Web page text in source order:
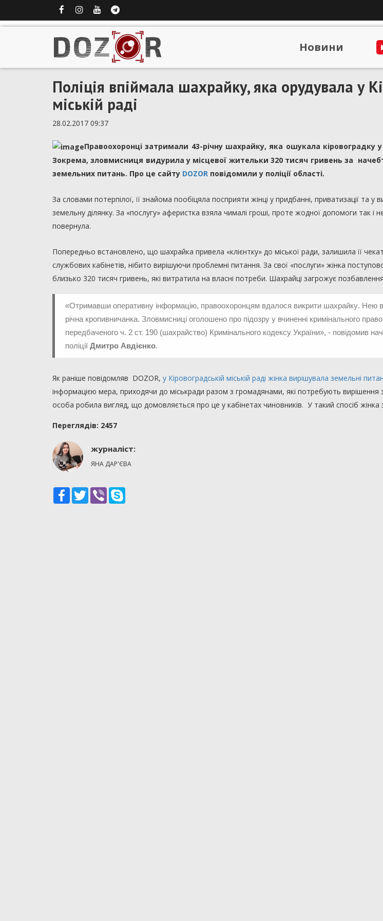
Новини
Поліція впіймала шахрайку, яка орудувала у
міській раді
28.02.2017 09:37
Правоохоронці затримали 43-річну шахрайку, яка ошукала кіровоградку
Зокрема, зловмисниця видурила у місцевої жительки 320 тисяч гривень за
земельних питань. Про це сайту DOZOR повідомили у поліції області.
За словами потерпілої, її знайома пообіцяла посприяти жінці у придбанні, приватизації та у
земельну ділянку. За «послугу» аферистка взяла чималі гроші, проте жодної допомоги так і
повернула.
Попередньо встановлено, що шахрайка привела «клієнтку» до міської ради, залишила її
службових кабінетів, нібито вирішуючи проблемні питання. За свої «послуги» жінка
близько 320 тисяч гривень, які витратила на власні потреби. Шахрайці загрожує
«Отримавши оперативну інформацію, правоохоронцям вдалося викрити шахрайку. Нею
річна кропивничанка. Зловмисниці оголошено про підозру у вчиненні кримінального
передбаченого ч. 2 ст. 190 (шахрайство) Кримінального кодексу України», - повідомив
поліції Дмитро Авдієнко.
Як раніше повідомляв DOZOR, у Кіровоградській міській раді жінка вирішувала земельні
інформацією мера, приходячи до міськради разом з громадянами, які потребують вирішення
особа робила вигляд, що домовляється про це у кабінетах чиновників. У такий спосіб жінка
Переглядiв: 2457
журналіст:
ЯНА ДАР'ЄВА
Facebook
TwitterViber